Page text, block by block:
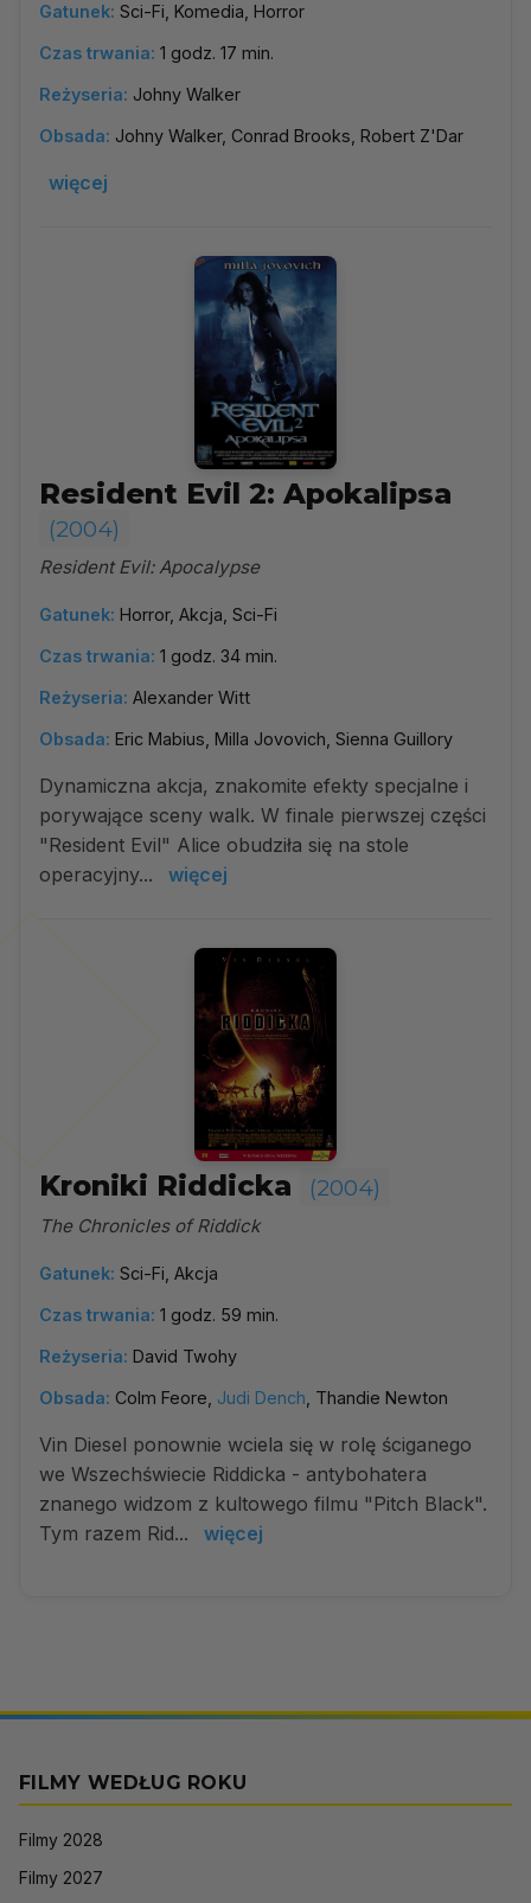
Gatunek: Sci-Fi, Komedia, Horror
Czas trwania: 1 godz. 17 min.
Reżyseria: Johny Walker
Obsada: Johny Walker, Conrad Brooks, Robert Z'Dar
więcej
Resident Evil 2: Apokalipsa
(2004)
Resident Evil: Apocalypse
Gatunek: Horror, Akcja, Sci-Fi
Czas trwania: 1 godz. 34 min.
Reżyseria: Alexander Witt
Obsada: Eric Mabius, Milla Jovovich, Sienna Guillory
Dynamiczna akcja, znakomite efekty specjalne i
porywające sceny walk. W finale pierwszej części
"Resident Evil" Alice obudziła się na stole
operacyjny...
więcej
Kroniki Riddicka (2004)
The Chronicles of Riddick
Gatunek: Sci-Fi, Akcja
Czas trwania: 1 godz. 59 min.
Reżyseria: David Twohy
Obsada: Colm Feore, Judi Dench , Thandie Newton
Vin Diesel ponownie wciela się w rolę ściganego
we Wszechświecie Riddicka - antybohatera
znanego widzom z kultowego filmu "Pitch Black".
Tym razem Rid...
więcej
FILMY WEDŁUG ROKU
Filmy 2028
Filmy 2027